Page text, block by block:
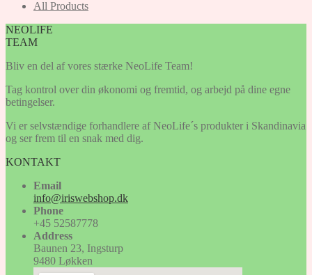
All Products
NEOLIFE
TEAM
Bliv en del af vores stærke NeoLife Team!
Tag kontrol over din økonomi og fremtid, og arbejd på dine egne
betingelser.
Vi er selvstændige forhandlere af NeoLife´s produkter i Skandinavia
og ser frem til en snak med dig.
KONTAKT
Email
info@iriswebshop.dk
Phone
+45 52587778
Address
Baunen 23, Ingsturp
9480 Løkken